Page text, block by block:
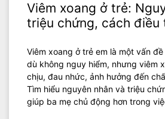
Viêm xoang ở trẻ:
triệu chứng, cách điều
Viêm xoang ở trẻ em là một vấn
dù không nguy hiểm, nhưng viêm
chịu, đau nhức, ảnh hưởng đến
Tìm hiểu nguyên nhân và triệu
giúp ba mẹ chủ động hơn trong